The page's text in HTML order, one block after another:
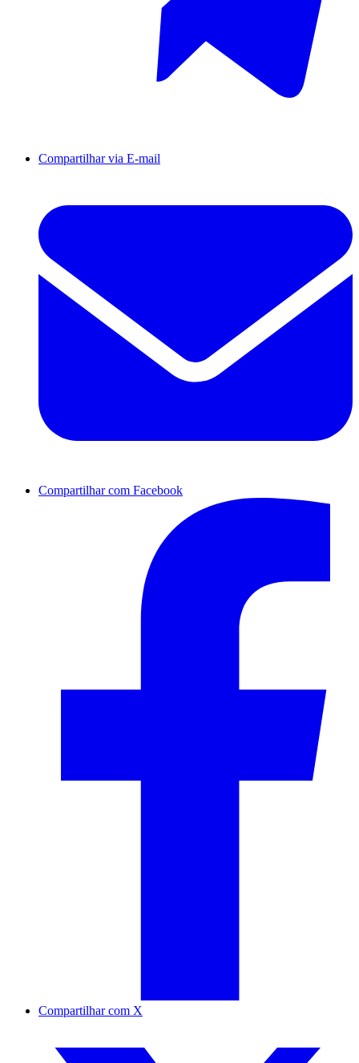
Compartilhar via E-mail
Compartilhar com Facebook
Compartilhar com X